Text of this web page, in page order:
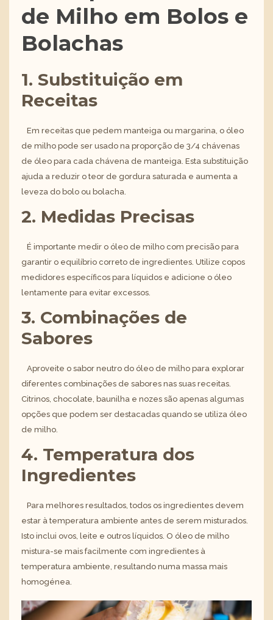
de Milho em Bolos e
Bolachas
1. Substituição em
Receitas
Em receitas que pedem manteiga ou margarina, o óleo
de milho pode ser usado na proporção de 3/4 chávenas
de óleo para cada chávena de manteiga. Esta substituição
ajuda a reduzir o teor de gordura saturada e aumenta a
leveza do bolo ou bolacha.
2. Medidas Precisas
É importante medir o óleo de milho com precisão para
garantir o equilíbrio correto de ingredientes. Utilize copos
medidores específicos para líquidos e adicione o óleo
lentamente para evitar excessos.
3. Combinações de
Sabores
Aproveite o sabor neutro do óleo de milho para explorar
diferentes combinações de sabores nas suas receitas.
Citrinos, chocolate, baunilha e nozes são apenas algumas
opções que podem ser destacadas quando se utiliza óleo
de milho.
4. Temperatura dos
Ingredientes
Para melhores resultados, todos os ingredientes devem
estar à temperatura ambiente antes de serem misturados.
Isto inclui ovos, leite e outros líquidos. O óleo de milho
mistura-se mais facilmente com ingredientes à
temperatura ambiente, resultando numa massa mais
homogénea.